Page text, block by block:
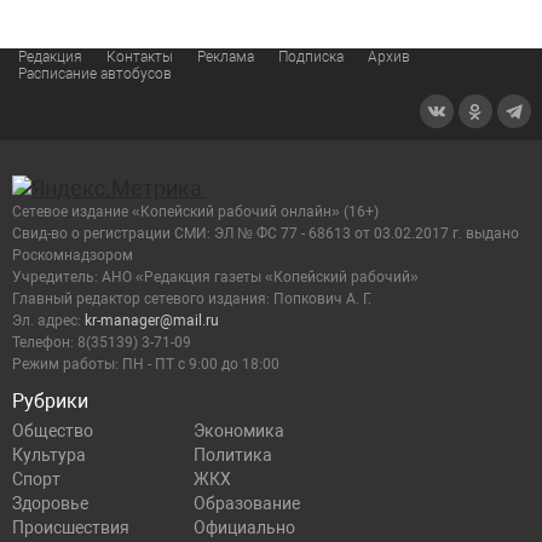
Редакция Контакты Реклама Подписка
Архив
Расписание автобусов
Рубрики
Общество
Экономика
Культура
Политика
Спорт
ЖКХ
Здоровье
Образование
Происшествия
Официально
Сетевое издание «Копейский рабочий онлайн» (16+)
Cвид-во о регистрации СМИ: ЭЛ № ФС 77 - 68613 от 03.02.2017 г. выдано
Роскомнадзором
Учредитель: АНО «Редакция газеты «Копейский рабочий»
Главный редактор сетевого издания: Попкович А. Г.
Эл. адрес: kr-manager@mail.ru
Телефон: 8(35139) 3-71-09
Режим работы: ПН - ПТ с 9:00 до 18:00